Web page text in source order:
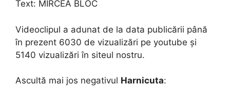
Text: MIRCEA BLOC
Videoclipul a adunat de la data publicării până
în prezent 6030 de vizualizări pe youtube și
5140 vizualizări în siteul nostru.
Ascultă mai jos negativul Harnicuta: